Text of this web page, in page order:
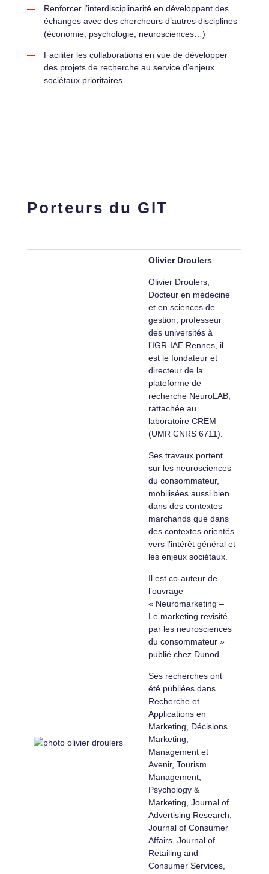
Renforcer l’interdisciplinarité en développant des
échanges avec des chercheurs d’autres disciplines
(économie, psychologie, neurosciences…)
Faciliter les collaborations en vue de développer
des projets de recherche au service d’enjeux
sociétaux prioritaires.
Porteurs du GIT
Olivier Droulers
Olivier Droulers,
Docteur en médecine
et en sciences de
gestion, professeur
des universités à
l’IGR-IAE Rennes, il
est le fondateur et
directeur de la
plateforme de
recherche NeuroLAB,
rattachée au
laboratoire CREM
(UMR CNRS 6711).
Ses travaux portent
sur les neurosciences
du consommateur,
mobilisées aussi bien
dans des contextes
marchands que dans
des contextes orientés
vers l’intérêt général et
les enjeux sociétaux.
Il est co-auteur de
l’ouvrage
« Neuromarketing –
Le marketing revisité
par les neurosciences
du consommateur »
publié chez Dunod.
Ses recherches ont
été publiées dans
Recherche et
Applications en
Marketing, Décisions
Marketing,
Management et
Avenir, Tourism
Management,
Psychology &
Marketing, Journal of
Advertising Research,
Journal of Consumer
Affairs, Journal of
Retailing and
Consumer Services,